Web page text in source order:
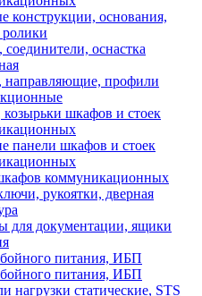
конструкции, основания,
оснастка
направляющие, профили
шкафов и стоек
панели шкафов и стоек
коммуникационных
рукоятки, дверная
для документации, ящики
питания, ИБП
питания, ИБП
нагрузки статические, STS